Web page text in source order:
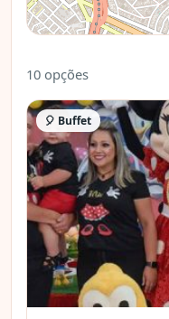
10 opções
🎈 Buffet